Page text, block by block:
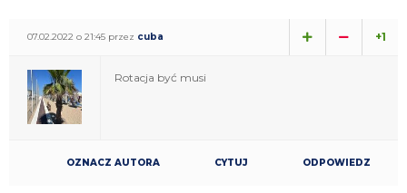
07.02.2022 o 21:45 przez cuba +1
Rotacja być musi
OZNACZ AUTORA CYTUJ ODPOWIEDZ